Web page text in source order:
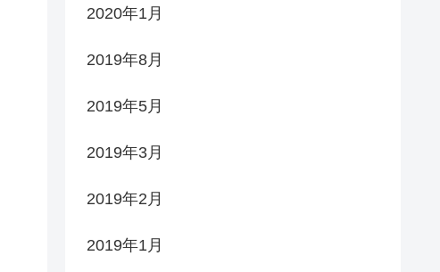
2020年1月
2019年8月
2019年5月
2019年3月
2019年2月
2019年1月